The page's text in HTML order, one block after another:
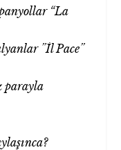
“La
”İl Pace”
parayla